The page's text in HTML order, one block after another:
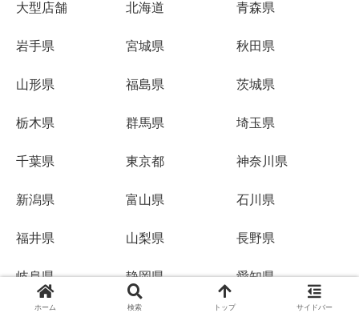
大型店舗 北海道 青森県
岩手県 宮城県 秋田県
山形県 福島県 茨城県
栃木県 群馬県 埼玉県
千葉県 東京都 神奈川県
新潟県 富山県 石川県
福井県 山梨県 長野県
岐阜県 静岡県 愛知県
ホーム 検索 トップ サイドバー